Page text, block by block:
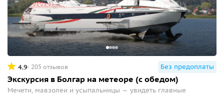
4.9 205 отзывов Без предоплаты
Экскурсия в Болгар на метеоре (с обедом)
Мечети, мавзолеи и усыпальницы — увидеть главные